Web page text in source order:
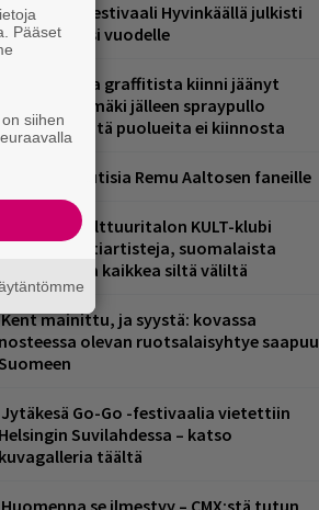
Äärimetallifestivaali Hyvinkäällä julkisti
ensi vuodelle
Laittomasta graffitista kiinni jäänyt
Paavo Arhinmäki jälleen spraypullo
– näitä puolueita ei kiinnosta
Mainioita uutisia Remu Aaltosen faneille
Helsingin Kulttuuritalon KULT-klubi
kulttiartisteja, suomalaista
osaamista ja kaikkea siltä väliltä
Kent mainittu, ja syystä: kovassa
nosteessa olevan ruotsalaisyhtye saapuu
Suomeen
Jytäkesä Go-Go -festivaalia vietettiin
Helsingin Suvilahdessa – katso
kuvagalleria täältä
Huomenna se ilmestyy – CMX:stä tutun
Pääset
siihen